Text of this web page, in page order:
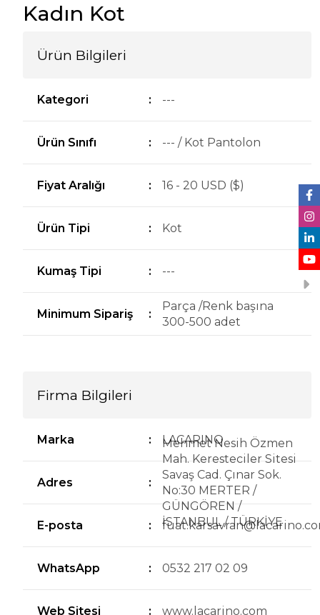
Kadın Kot
Ürün Bilgileri
Kategori : ---
Ürün Sınıfı : --- / Kot Pantolon
Fiyat Aralığı : 16 - 20 USD ($)
Ürün Tipi : Kot
Kumaş Tipi : ---
Minimum Sipariş :
Parça /Renk başına
300-500 adet
Firma Bilgileri
Marka : LACARINO
Adres :
Mehmet Nesih Özmen
Mah. Keresteciler Sitesi
Savaş Cad. Çınar Sok.
No:30 MERTER /
GÜNGÖREN /
İSTANBUL / TÜRKİYE
E-posta :
WhatsApp : 0532 217 02 09
Web Sitesi : www.lacarino.com